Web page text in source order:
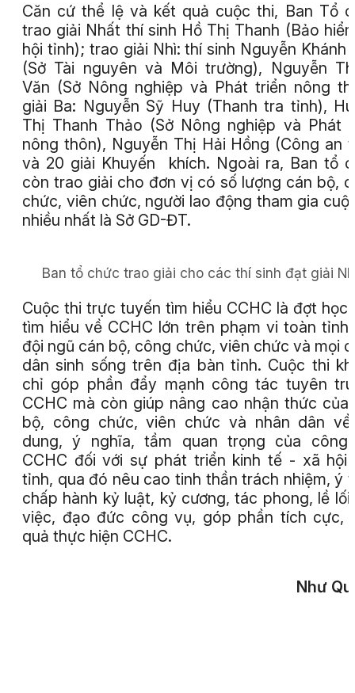
Căn cứ thể lệ và kết quả cuộc thi, Ban Tổ
trao giải Nhất thí sinh Hồ Thị Thanh (Bảo
hội tỉnh); trao giải Nhì: thí sinh Nguyễn Khánh
(Sở Tài nguyên và Môi trường), Nguyễn
Văn (Sở Nông nghiệp và Phát triển nông
giải Ba: Nguyễn Sỹ Huy (Thanh tra tỉnh),
Thị Thanh Thảo (Sở Nông nghiệp và Phát
nông thôn), Nguyễn Thị Hải Hồng (Công an
và 20 giải Khuyến khích. Ngoài ra, Ban tổ
còn trao giải cho đơn vị có số lượng cán bộ,
chức, viên chức, người lao động tham gia
nhiều nhất là Sở GD-ĐT.
Ban tổ chức trao giải cho các thí sinh đạt giải
Cuộc thi trực tuyến tìm hiểu CCHC là đợt học
tìm hiểu về CCHC lớn trên phạm vi toàn tỉnh
đội ngũ cán bộ, công chức, viên chức và mọi
dân sinh sống trên địa bàn tỉnh. Cuộc thi
chỉ góp phần đẩy mạnh công tác tuyên
CCHC mà còn giúp nâng cao nhận thức của
bộ, công chức, viên chức và nhân dân về
dung, ý nghĩa, tầm quan trọng của công
CCHC đối với sự phát triển kinh tế - xã hội
tỉnh, qua đó nêu cao tinh thần trách nhiệm, ý
chấp hành kỷ luật, kỷ cương, tác phong, lề lối
việc, đạo đức công vụ, góp phần tích cực,
quả thực hiện CCHC.
Như